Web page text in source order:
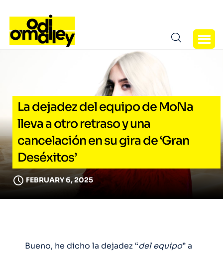
La dejadez del equipo de MoNa
lleva a otro retraso y una
cancelación en su gira de ‘Gran
Deséxitos’
FEBRUARY 6, 2025
Bueno, he dicho la dejadez “del equipo” a